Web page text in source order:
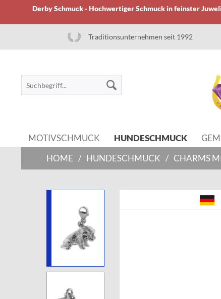
Derby Schmuck - Hochwertiger Schmuck in feinster
Traditionsunternehmen seit 1992
MOTIVSCHMUCK HUNDESCHMUCK
HOME / HUNDESCHMUCK / CHARMS